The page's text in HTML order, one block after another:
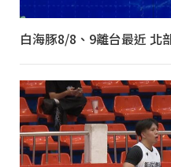
白海豚8/8、9離台最近 北